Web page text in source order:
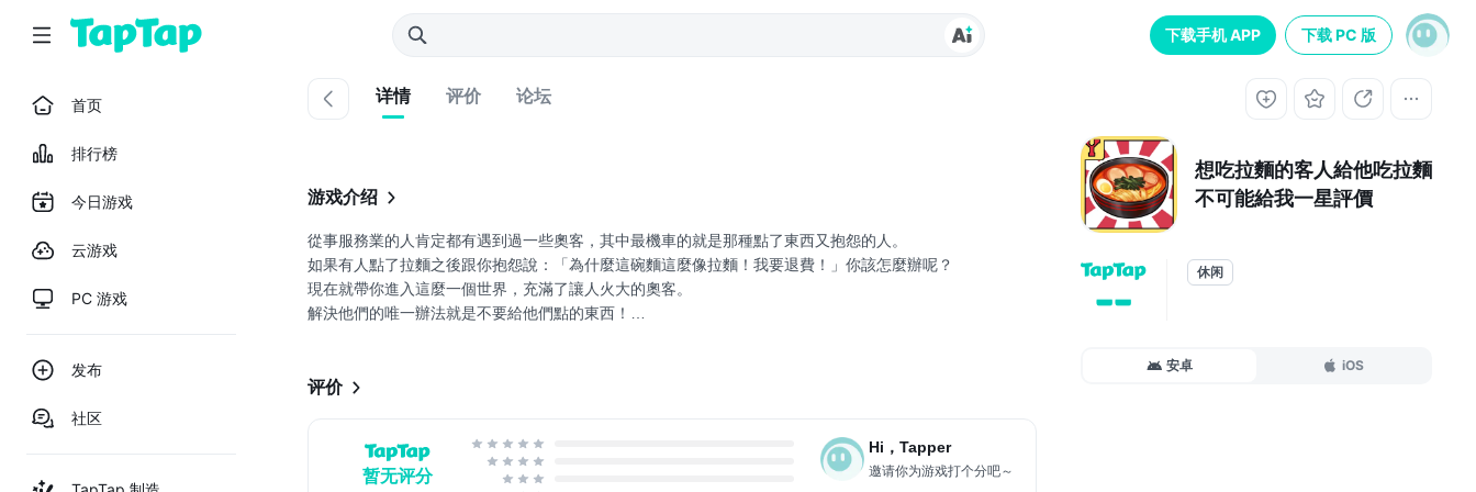
下载手机 APP 下载 PC 版
首页
排行榜
今日游戏
云游戏
PC 游戏
发布
社区
详情 评价 论坛
游戏介绍
從事服務業的人肯定都有遇到過一些奧客，其中最機車的就是那種點了東西又抱怨的人。
如果有人點了拉麵之後跟你抱怨說：「為什麼這碗麵這麼像拉麵！我要退費！」你該怎麼辦呢？
現在就帶你進入這麼一個世界，充滿了讓人火大的奧客。
解決他們的唯一辦法就是不要給他們點的東西！
在這樣的一個錯亂的時代，你能否成為超級店小二呢！？
Facebook專頁:
评价
暂无评分
Hi，Tapper
邀请你为游戏打个分吧～
想吃拉麵的客人給他吃拉麵
不可能給我一星評價
--
休闲
安卓 iOS